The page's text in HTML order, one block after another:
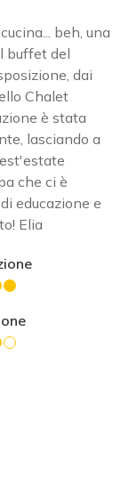
beh, una
buffet del
dai
Chalet
è stata
lasciando a
che ci è
educazione e
Elia